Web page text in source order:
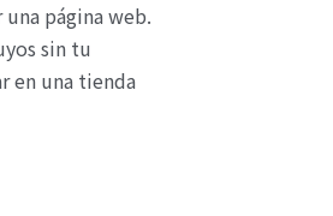
página web.
sin tu
en una tienda